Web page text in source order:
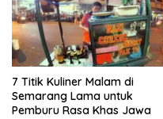
7 Titik Kuliner Malam di
Semarang Lama untuk
Pemburu Rasa Khas Jawa